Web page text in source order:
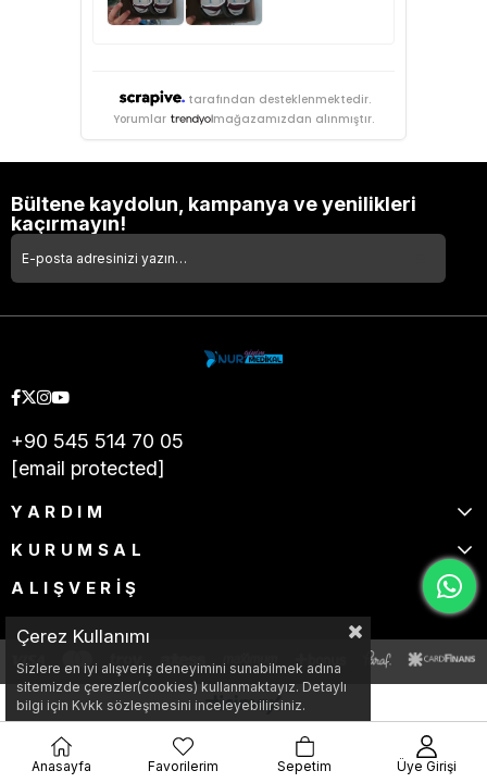
tarafından desteklenmektedir.
Yorumlar
mağazamızdan alınmıştır.
Bültene kaydolun, kampanya ve yenilikleri
kaçırmayın!
+90 545 514 70 05
[email protected]
YARDIM
KURUMSAL
ALIŞVERİŞ
Çerez Kullanımı
Sizlere en iyi alışveriş deneyimini sunabilmek adına
sitemizde çerezler(cookies) kullanmaktayız. Detaylı
bilgi için Kvkk sözleşmesini inceleyebilirsiniz.
Anasayfa Favorilerim Sepetim Üye Girişi